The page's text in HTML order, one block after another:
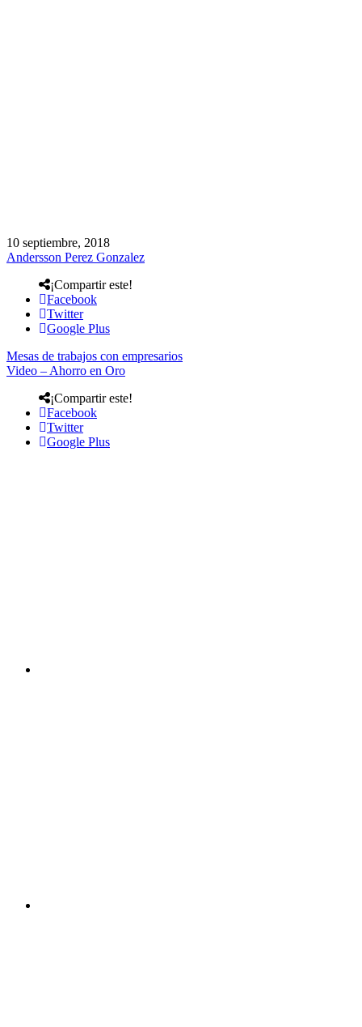
10 septiembre, 2018
Andersson Perez Gonzalez
¡Compartir este!
Facebook
Twitter
Google Plus
Mesas de trabajos con empresarios
Video – Ahorro en Oro
¡Compartir este!
Facebook
Twitter
Google Plus